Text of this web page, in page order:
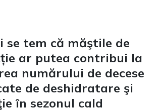
se tem că măştile de
ar putea contribui la
numărului de decese
de deshidratare şi
în sezonul cald